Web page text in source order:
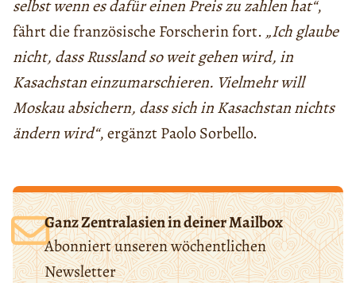
selbst wenn es dafür einen Preis zu zahlen hat“,
fährt die französische Forscherin fort. „Ich glaube
nicht, dass Russland so weit gehen wird, in
Kasachstan einzumarschieren. Vielmehr will
Moskau absichern, dass sich in Kasachstan nichts
ändern wird“, ergänzt Paolo Sorbello.
Ganz Zentralasien in deiner Mailbox
Abonniert unseren wöchentlichen
Newsletter